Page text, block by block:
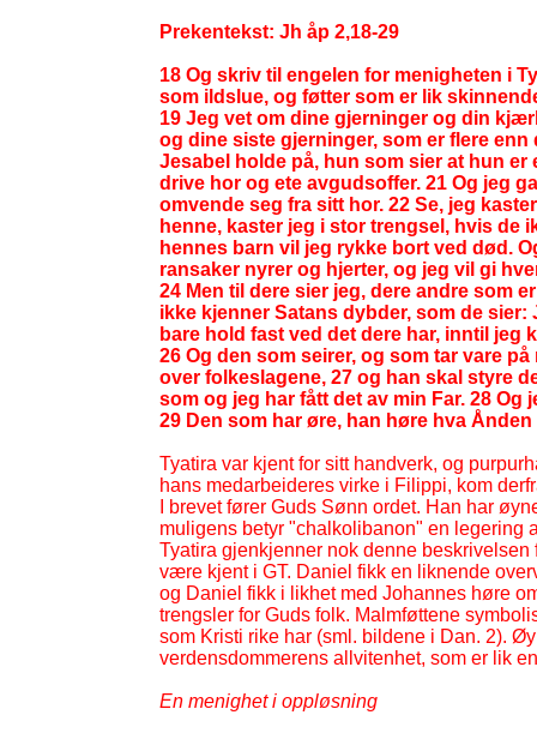
Prekentekst: Jh åp 2,18-29
18 Og skriv til engelen for menigheten i
som ildslue, og føtter som er lik
19 Jeg vet om dine gjerninger og din
og dine siste gjerninger, som er flere
Jesabel holde på, hun som sier at hun
drive hor og ete avgudsoffer. 21 Og jeg
omvende seg fra sitt hor. 22 Se, jeg
henne, kaster jeg i stor trengsel, hvis de
hennes barn vil jeg rykke bort ved død.
ransaker nyrer og hjerter, og jeg vil gi
24 Men til dere sier jeg, dere andre som
ikke kjenner Satans dybder, som de
bare hold fast ved det dere har, inntil jeg
26 Og den som seirer, og som tar vare
over folkeslagene, 27 og han skal styre
som og jeg har fått det av min Far. 28 Og
29 Den som har øre, han høre hva
Tyatira var kjent for sitt handverk, og
hans medarbeideres virke i Filippi, kom
I brevet fører Guds Sønn ordet. Han har
muligens betyr "chalkolibanon" en legering
Tyatira gjenkjenner nok denne
være kjent i GT. Daniel fikk en liknende
og Daniel fikk i likhet med Johannes høre
trengsler for Guds folk. Malmføttene
som Kristi rike har (sml. bildene i Dan. 2).
verdensdommerens allvitenhet, som er lik
En menighet i oppløsning